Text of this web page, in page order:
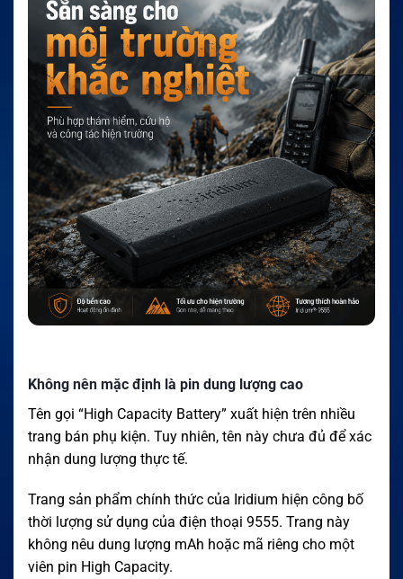
Không nên mặc định là pin dung lượng cao
Tên gọi “High Capacity Battery” xuất hiện trên nhiều
trang bán phụ kiện. Tuy nhiên, tên này chưa đủ để xác
nhận dung lượng thực tế.
Trang sản phẩm chính thức của Iridium hiện công bố
thời lượng sử dụng của điện thoại 9555. Trang này
không nêu dung lượng mAh hoặc mã riêng cho một
viên pin High Capacity.